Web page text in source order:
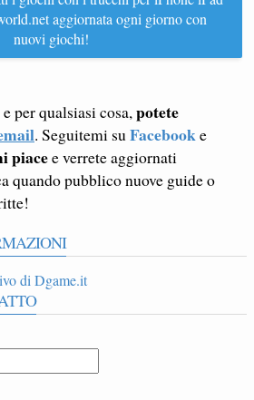
aggiornata ogni giorno con
nuovi giochi!
per qualsiasi cosa,potete
. Seguitemi suFacebooke
piacee verrete aggiornati
quando pubblico nuove guide o
di Dgame.it